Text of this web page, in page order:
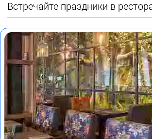
Встречайте праздники в